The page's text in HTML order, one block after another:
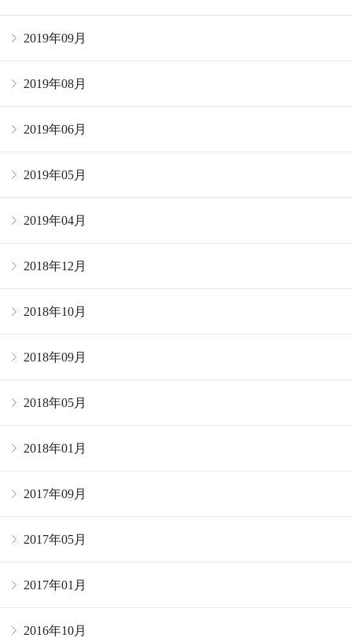
2019年09月
2019年08月
2019年06月
2019年05月
2019年04月
2018年12月
2018年10月
2018年09月
2018年05月
2018年01月
2017年09月
2017年05月
2017年01月
2016年10月